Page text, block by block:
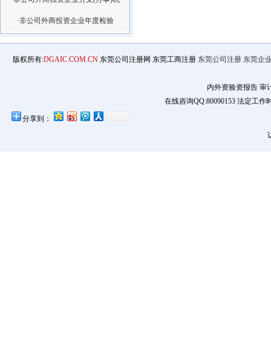
·非公司外商投资企业年度检验
版权所有:DGAIC.COM.CN东莞公司注册网 东莞工商注册 东莞公司注册 东莞企
内外资验资报告 审
在线咨询QQ:80090153 法定工作
分享到：